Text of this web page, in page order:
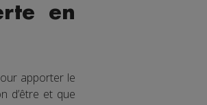
en
apporter le
d’être et que